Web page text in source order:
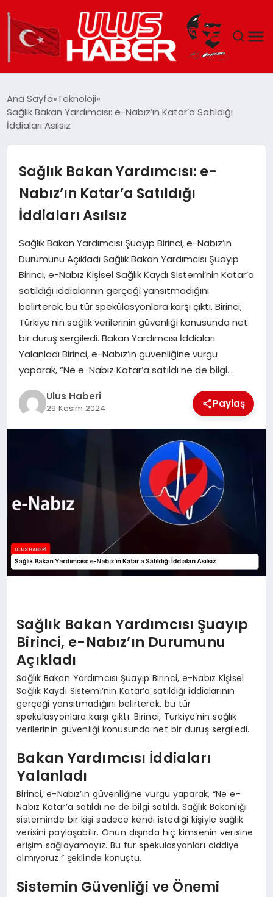
DÜNYA
SIYASET
TEKNOLOJI
EĞITIM
MAGAZIN
SPOR
YAŞAM
Ana Sayfa Teknoloji
Sağlık Bakan Yardımcısı: e-Nabız’ın Katar’a Satıldığı
İddiaları Asılsız
Sağlık Bakan Yardımcısı: e-
Nabız’ın Katar’a Satıldığı
İddiaları Asılsız
Sağlık Bakan Yardımcısı Şuayıp Birinci, e-Nabız’ın
Durumunu Açıkladı Sağlık Bakan Yardımcısı Şuayıp
Birinci, e-Nabız Kişisel Sağlık Kaydı Sistemi’nin Katar’a
satıldığı iddialarının gerçeği yansıtmadığını
belirterek, bu tür spekülasyonlara karşı çıktı. Birinci,
Türkiye’nin sağlık verilerinin güvenliği konusunda net
bir duruş sergiledi. Bakan Yardımcısı İddiaları
Yalanladı Birinci, e-Nabız’ın güvenliğine vurgu
yaparak, “Ne e-Nabız Katar’a satıldı ne de bilgi…
Ulus Haberi
29 Kasım 2024 Paylaş
Sağlık Bakan Yardımcısı Şuayıp
Birinci, e-Nabız’ın Durumunu
Açıkladı
Sağlık Bakan Yardımcısı Şuayıp Birinci, e-Nabız Kişisel
Sağlık Kaydı Sistemi’nin Katar’a satıldığı iddialarının
gerçeği yansıtmadığını belirterek, bu tür
spekülasyonlara karşı çıktı. Birinci, Türkiye’nin sağlık
verilerinin güvenliği konusunda net bir duruş sergiledi.
Bakan Yardımcısı İddiaları
Yalanladı
Birinci, e-Nabız’ın güvenliğine vurgu yaparak, “Ne e-
Nabız Katar’a satıldı ne de bilgi satıldı. Sağlık Bakanlığı
sisteminde bir kişi sadece kendi istediği kişiyle sağlık
verisini paylaşabilir. Onun dışında hiç kimsenin verisine
erişim sağlayamayız. Bu tür spekülasyonları ciddiye
almıyoruz.” şeklinde konuştu.
Sistemin Güvenliği ve Önemi